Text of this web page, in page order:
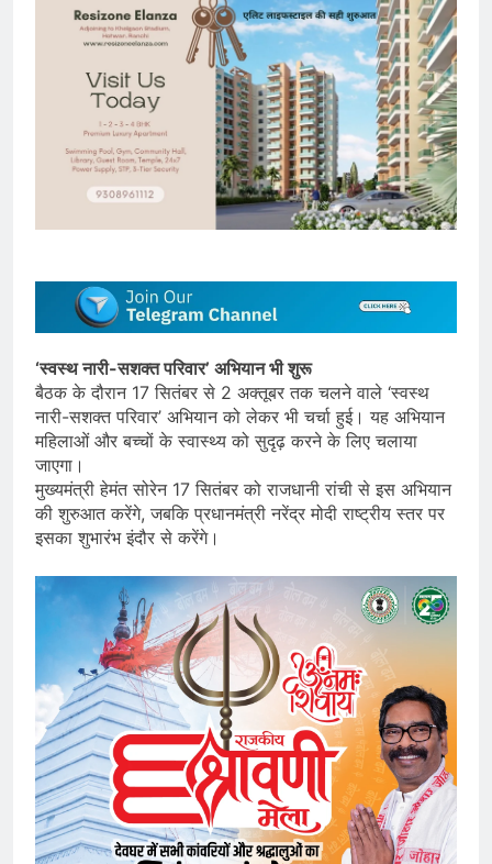
‘स्वस्थ नारी-सशक्त परिवार’ अभियान भी शुरू
बैठक के दौरान 17 सितंबर से 2 अक्तूबर तक चलने वाले ‘स्वस्थ
नारी-सशक्त परिवार’ अभियान को लेकर भी चर्चा हुई। यह अभियान
महिलाओं और बच्चों के स्वास्थ्य को सुदृढ़ करने के लिए चलाया
जाएगा।
मुख्यमंत्री हेमंत सोरेन 17 सितंबर को राजधानी रांची से इस अभियान
की शुरुआत करेंगे, जबकि प्रधानमंत्री नरेंद्र मोदी राष्ट्रीय स्तर पर
इसका शुभारंभ इंदौर से करेंगे।